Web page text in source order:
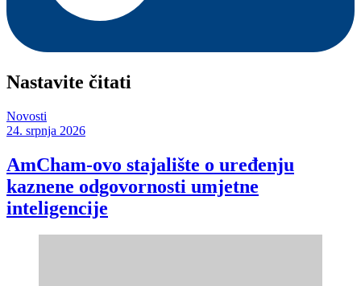
Nastavite čitati
Novosti
24. srpnja 2026
AmCham-ovo stajalište o uređenju
kaznene odgovornosti umjetne
inteligencije